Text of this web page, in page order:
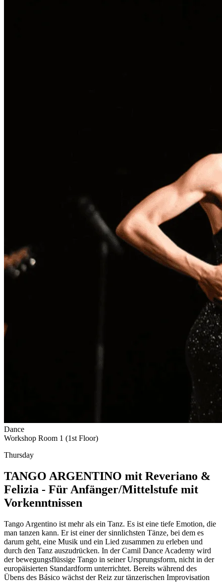
Dance
Workshop Room 1 (1st Floor)
Thursday
TANGO ARGENTINO mit Reveriano &
Felizia - Für Anfänger/Mittelstufe mit
Vorkenntnissen
Tango Argentino ist mehr als ein Tanz. Es ist eine tiefe Emotion, die
man tanzen kann. Er ist einer der sinnlichsten Tänze, bei dem es
darum geht, eine Musik und ein Lied zusammen zu erleben und
durch den Tanz auszudrücken. In der Camil Dance Academy wird
der bewegungsflüssige Tango in seiner Ursprungsform, nicht in der
europäisierten Standardform unterrichtet. Bereits während des
Übens des Básico wächst der Reiz zur tänzerischen Improvisation